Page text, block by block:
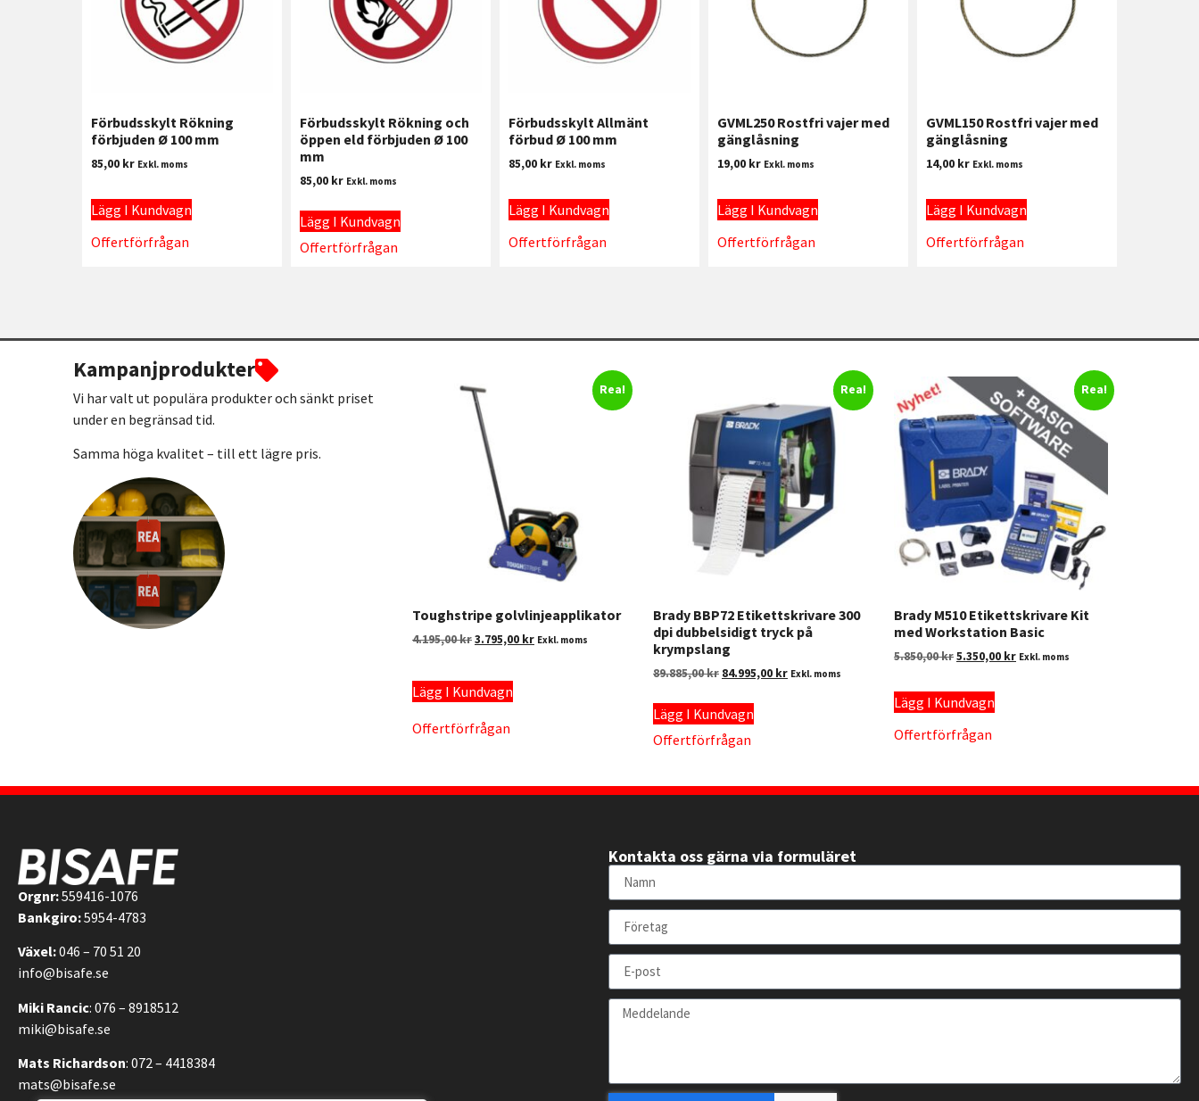
Förbudsskylt Rökning
förbjuden Ø 100 mm
85,00 kr Exkl. moms
Lägg I Kundvagn
Offertförfrågan
Förbudsskylt Rökning och
öppen eld förbjuden Ø 100
mm
85,00 kr Exkl. moms
Lägg I Kundvagn
Offertförfrågan
Förbudsskylt Allmänt
förbud Ø 100 mm
85,00 kr Exkl. moms
Lägg I Kundvagn
Offertförfrågan
GVML250 Rostfri vajer med
gänglåsning
19,00 kr Exkl. moms
Lägg I Kundvagn
Offertförfrågan
GVML150 Rostfri vajer med
gänglåsning
14,00 kr Exkl. moms
Lägg I Kundvagn
Offertförfrågan
Kampanjprodukter
Vi har valt ut populära produkter och sänkt priset
under en begränsad tid.
Samma höga kvalitet – till ett lägre pris.
Rea!
Toughstripe golvlinjeapplikator
4.195,00kr3.795,00 kr Exkl. moms
Lägg I Kundvagn
Offertförfrågan
Rea!
Brady BBP72 Etikettskrivare 300
dpi dubbelsidigt tryck på
krympslang
89.885,00kr 84.995,00 kr Exkl. moms
Lägg I Kundvagn
Offertförfrågan
Rea!
Brady M510 Etikettskrivare Kit
med Workstation Basic
5.850,00kr5.350,00 kr Exkl. moms
Lägg I Kundvagn
Offertförfrågan
Orgnr:559416-1076
Bankgiro:5954-4783
Växel:046 – 70 51 20
info@bisafe.se
Miki Rancic: 076 – 8918512
miki@bisafe.se
Mats Richardson: 072 – 4418384
mats@bisafe.se
Kontakta oss gärna via formuläret